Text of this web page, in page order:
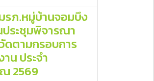
รภ.หมู่บ้านจอมบึง
ประชุมพิจารณา
ดตามกรอบการ
น ประจำ
2569